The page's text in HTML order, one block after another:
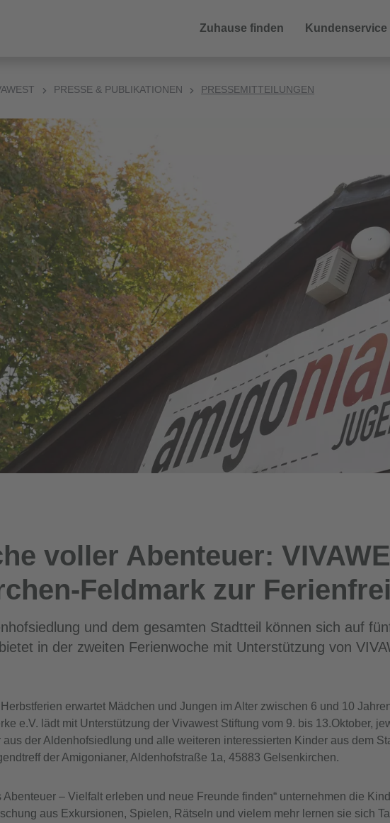
Zuhause finden Kundenservice
PRESSE & PUBLIKATIONEN PRESSEMITTEILUNGEN
voller Abenteuer:
Feldmark zur
und dem gesamten Stadtteil können sich auf
in der zweiten Ferienwoche mit Unterstützung von
Herbstferien erwartet Mädchen und Jungen im Alter zwischen 6 und 10
e.V. lädt mit Unterstützung der Vivawest Stiftung vom 9. bis 13.Oktober,
der Aldenhofsiedlung und alle weiteren interessierten Kinder aus dem
der Amigonianer, Aldenhofstraße 1a, 45883 Gelsenkirchen.
Abenteuer – Vielfalt erleben und neue Freunde finden“ unternehmen die
aus Exkursionen, Spielen, Rätseln und vielem mehr lernen sie sich